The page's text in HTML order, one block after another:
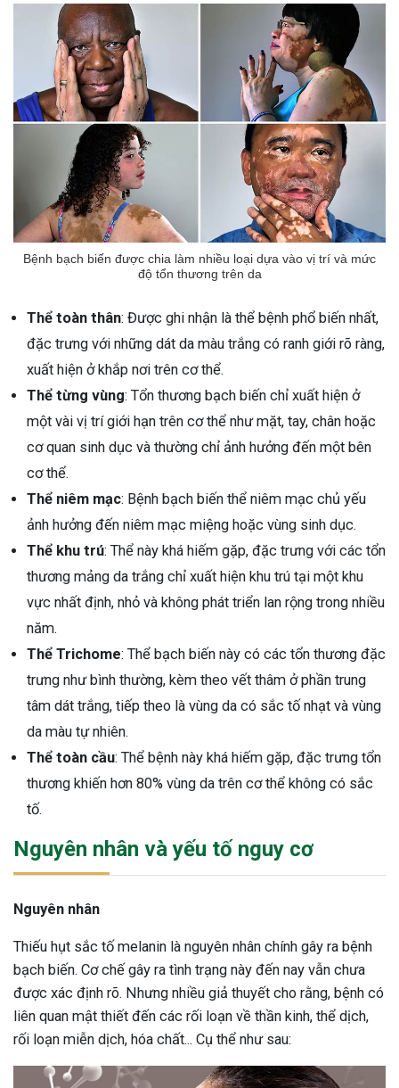
Bệnh bạch biến được chia làm nhiều loại dựa vào vị trí và mức
độ tổn thương trên da
Thể toàn thân: Được ghi nhận là thể bệnh phổ biến nhất,
đặc trưng với những dát da màu trắng có ranh giới rõ ràng,
xuất hiện ở khắp nơi trên cơ thể.
Thể từng vùng: Tổn thương bạch biến chỉ xuất hiện ở
một vài vị trí giới hạn trên cơ thể như mặt, tay, chân hoặc
cơ quan sinh dục và thường chỉ ảnh hưởng đến một bên
cơ thể.
Thể niêm mạc: Bệnh bạch biến thể niêm mạc chủ yếu
ảnh hưởng đến niêm mạc miệng hoặc vùng sinh dục.
Thể khu trú: Thể này khá hiếm gặp, đặc trưng với các tổn
thương mảng da trắng chỉ xuất hiện khu trú tại một khu
vực nhất định, nhỏ và không phát triển lan rộng trong nhiều
năm.
Thể Trichome: Thể bạch biến này có các tổn thương đặc
trưng như bình thường, kèm theo vết thâm ở phần trung
tâm dát trắng, tiếp theo là vùng da có sắc tố nhạt và vùng
da màu tự nhiên.
Thể toàn cầu: Thể bệnh này khá hiếm gặp, đặc trưng tổn
thương khiến hơn 80% vùng da trên cơ thể không có sắc
tố.
Nguyên nhân và yếu tố nguy cơ
Nguyên nhân
Thiếu hụt sắc tố melanin là nguyên nhân chính gây ra bệnh
bạch biến. Cơ chế gây ra tình trạng này đến nay vẫn chưa
được xác định rõ. Nhưng nhiều giả thuyết cho rằng, bệnh có
liên quan mật thiết đến các rối loạn về thần kinh, thể dịch,
rối loạn miễn dịch, hóa chất... Cụ thể như sau: